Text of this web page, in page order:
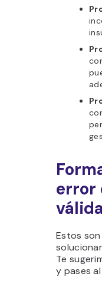
error
Estos
Te
y pases